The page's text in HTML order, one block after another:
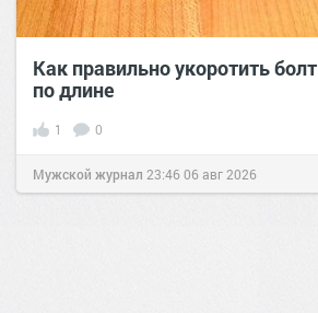
Как правильно укоротить болт
по длине
1 0
Мужской журнал 23:4606 авг 2026